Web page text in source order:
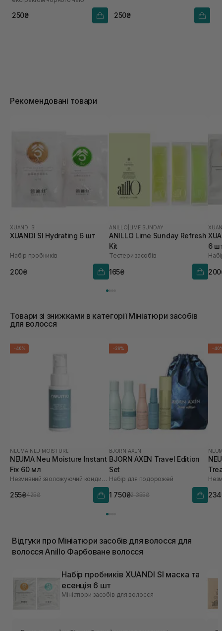
250₴ 250₴
Рекомендовані товари
XUANDI SI
XUANDI SI Hydrating 6 шт
Набір пробників
200₴
ANILLO LIME SUNDAY
ANILLO Lime Sunday Refresh
Kit
Тестери засобів
165₴
6
Товари зі знижками в категорії Мініатюри засобів
для волосся
-40%
NEUMA NEU MOISTURE
NEUMA Neu Moisture Instant
Fix 60 мл
Незмивний зволожуючий кондиціонер для живлення та розплутування волосся
255₴425₴
-26%
BJORN AXEN
BJORN AXEN Travel Edition
Set
Набір для подорожей
1 750₴2 355₴
-
Відгуки про Мініатюри засобів для волосся для
волосся Anillo Фарбоване волосся
Набір пробників XUANDI SI маска та
есенція 6 шт
Мініатюри засобів для волосся